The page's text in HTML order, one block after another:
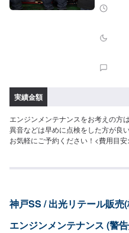
実績金額
エンジンメンテナンスをお考えの方
異音などは早めに点検をした方が良
お気軽にご予約ください！<費用目
神戸SS / 出光リテール販売
エンジンメンテナンス (警